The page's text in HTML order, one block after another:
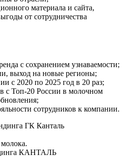
материала и сайта,
от сотрудничества
с сохранением узнаваемости;
выход на новые регионы;
с 2020 по 2025 год в 20 раз;
с Топ-20 России в молочном
сотрудников к компании.